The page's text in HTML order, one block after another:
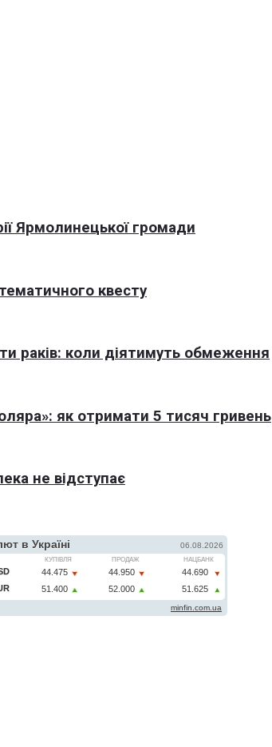
Ярмолинецької громади
квесту
раків: коли діятимуть обмеження
як отримати 5 тисяч гривень
не відступає